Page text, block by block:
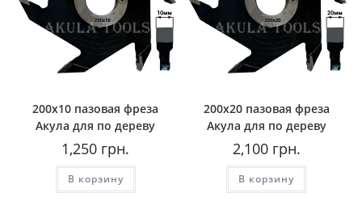
200х10 пазовая фреза
Акула для по дереву
1,250 грн.
В корзину
200х20 пазовая фреза
Акула для по дереву
2,100грн.
В корзину